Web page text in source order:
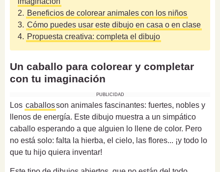
2. Beneficios de colorear animales con los niños
3. Cómo puedes usar este dibujo en casa o en clase
4. Propuesta creativa: completa el dibujo
Un caballo para colorear y completar
con tu imaginación
PUBLICIDAD
Los caballosson animales fascinantes: fuertes, nobles y
llenos de energía. Este dibujo muestra a un simpático
caballo esperando a que alguien lo llene de color. Pero
no está solo: falta la hierba, el cielo, las flores... ¡y todo lo
que tu hijo quiera inventar!